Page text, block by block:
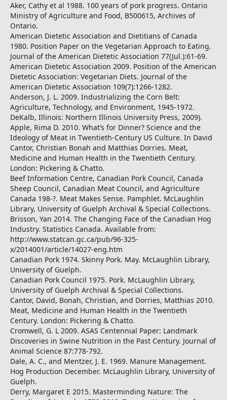
Aker, Cathy et al 1988. 100 years of pork progress. Ontario
Ministry of Agriculture and Food, B500615, Archives of
Ontario.
American Dietetic Association and Dietitians of Canada
1980. Position Paper on the Vegetarian Approach to Eating.
Journal of the American Dietetic Association 77(Jul.):61-69.
American Dietetic Association 2009. Position of the American
Dietetic Association: Vegetarian Diets. Journal of the
American Dietetic Association 109(7):1266-1282.
Anderson, J. L. 2009. Industrializing the Corn Belt:
Agriculture, Technology, and Environment, 1945-1972.
DeKalb, Illinois: Northern Illinois University Press, 2009).
Apple, Rima D. 2010. What’s for Dinner? Science and the
Ideology of Meat in Twentieth-Century US Culture. In David
Cantor, Christian Bonah and Matthias Dorries. Meat,
Medicine and Human Health in the Twentieth Century.
London: Pickering & Chatto.
Beef Information Centre, Canadian Pork Council, Canada
Sheep Council, Canadian Meat Council, and Agriculture
Canada 198-?. Meat Makes Sense. Pamphlet. McLaughlin
Library, University of Guelph Archival & Special Collections.
Brisson, Yan 2014. The Changing Face of the Canadian Hog
Industry. Statistics Canada. Available from:
http://www.statcan.gc.ca/pub/96-325-
x/2014001/article/14027-eng.htm
Canadian Pork 1974. Skinny Pork. May. McLaughlin Library,
University of Guelph.
Canadian Pork Council 1975. Pork. McLaughlin Library,
University of Guelph Archival & Special Collections.
Cantor, David, Bonah, Christian, and Dorries, Matthias 2010.
Meat, Medicine and Human Health in the Twentieth
Century. London: Pickering & Chatto.
Cromwell, G. L 2009. ASAS Centennial Paper: Landmark
Discoveries in Swine Nutrition in the Past Century. Journal of
Animal Science 87:778-792.
Dale, A. C., and Mentzer, J. E. 1969. Manure Management.
Hog Production December. McLaughlin Library, University of
Guelph.
Derry, Margaret E 2015. Masterminding Nature: The